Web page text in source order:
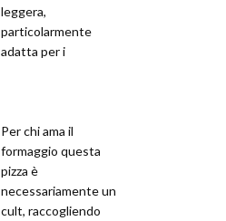
leggera,
particolarmente
adatta per i
Per chi ama il
formaggio questa
pizza è
necessariamente un
cult, raccogliendo